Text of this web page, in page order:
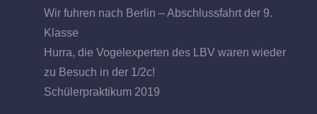
Wir fuhren nach Berlin – Abschlussfahrt der 9.
Klasse
Hurra, die Vogelexperten des LBV waren wieder
zu Besuch in der 1/2c!
Schülerpraktikum 2019